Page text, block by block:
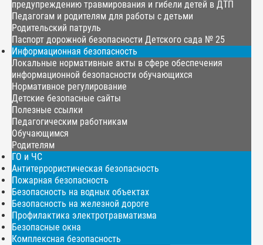
предупреждению травмирования и гибели детей в ДТП
Педагогам и родителям для работы с детьми
Родительский патруль
Паспорт дорожной безопасности Детского сада № 25
Информационная безопасность
Локальные нормативные акты в сфере обеспечения
информационной безопасности обучающихся
Нормативное регулирование
Детские безопасные сайты
Полезные ссылки
Педагогическим работникам
Обучающимся
Родителям
ГО и ЧС
Антитеррористическая безопасность
Пожарная безопасность
Безопасность на водных объектах
Безопасность на железной дороге
Профилактика электротравматизма
Безопасные окна
Комплексная безопасность